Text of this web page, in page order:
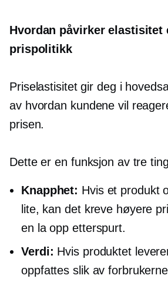
Hvordan påvirker elastisitet
prispolitikk
Priselastisitet gir deg i
av hvordan kundene vil
prisen.
Dette er en funksjon av tre
Knapphet: Hvis et produkt
lite, kan det kreve høyere
en la opp etterspurt.
Verdi: Hvis produktet
oppfattes slik av